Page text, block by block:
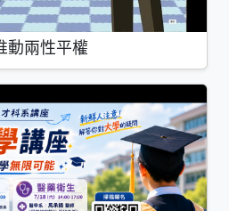
動兩性平權